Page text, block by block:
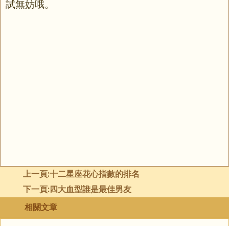
試無妨哦。
上一頁:十二星座花心指數的排名
下一頁:四大血型誰是最佳男友
相關文章